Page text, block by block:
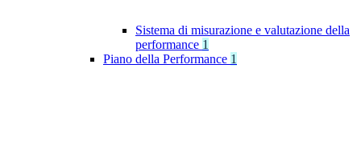
Sistema di misurazione e valutazione della
performance 1
Piano della Performance 1